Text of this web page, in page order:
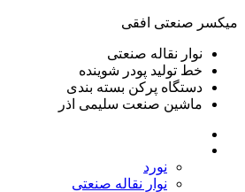
ميكسر صنعتی افقی
نوار نقاله صنعتی
خط تولید پودر شوينده
دستگاه پرکن بسته بندی
ماشين صنعت سليمی اذر
نورد
نوار نقاله صنعتی